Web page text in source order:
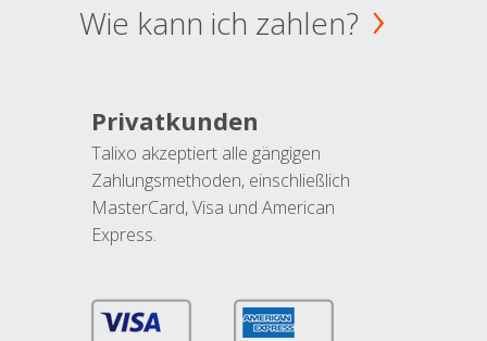
Wie kann ich zahlen?
Privatkunden
Talixo akzeptiert alle gängigen
Zahlungsmethoden, einschließlich
MasterCard, Visa und American
Express.